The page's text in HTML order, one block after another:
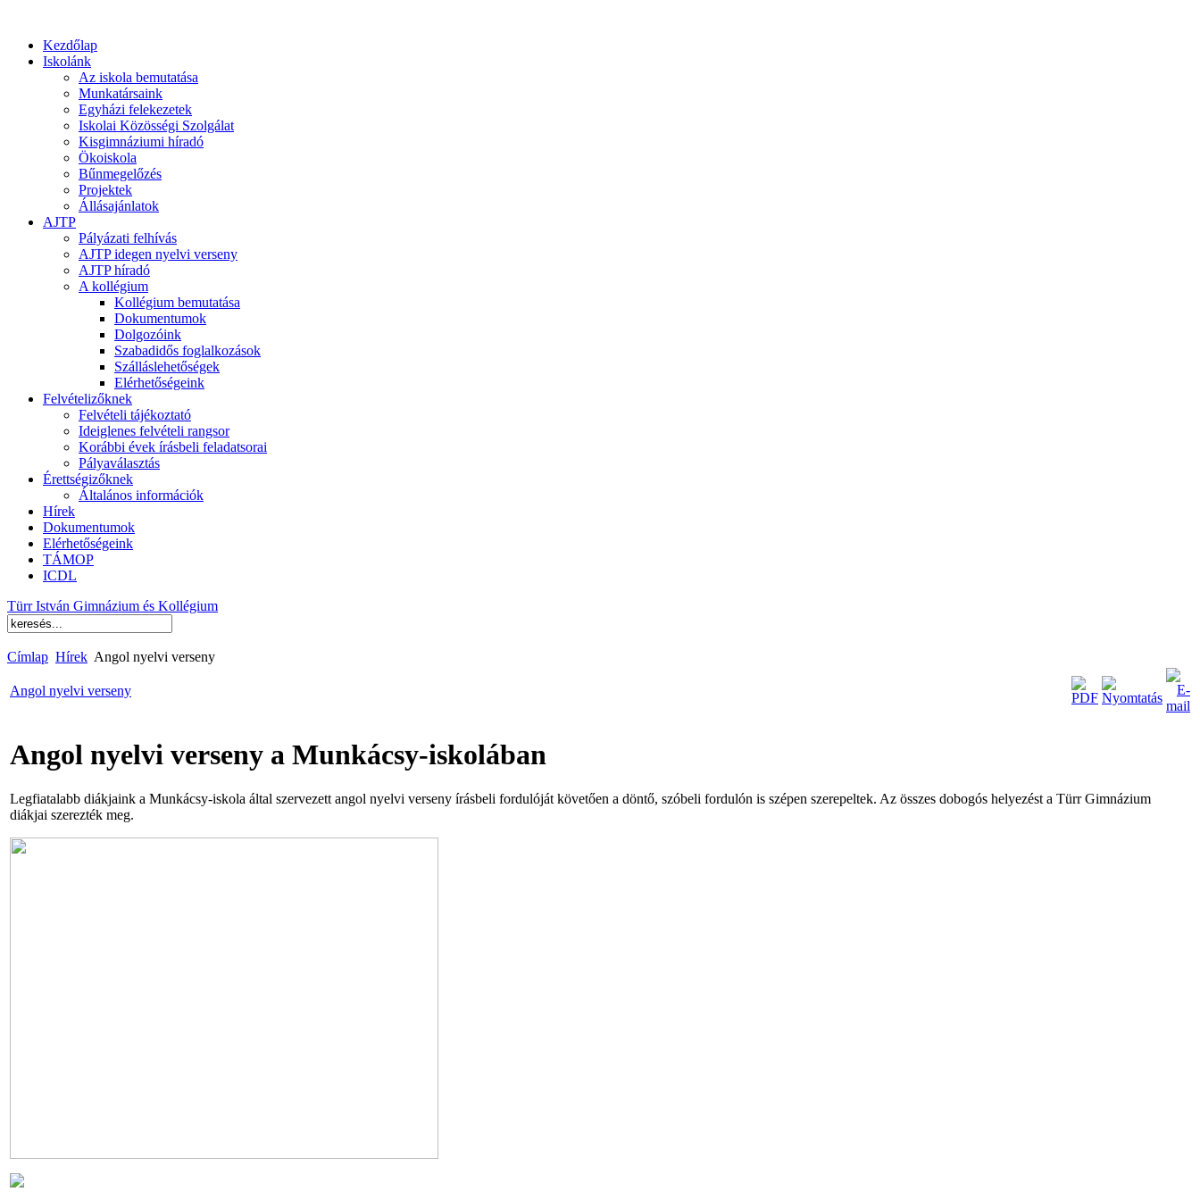
Kezdőlap
Iskolánk
Az iskola bemutatása
Munkatársaink
Egyházi felekezetek
Iskolai Közösségi Szolgálat
Kisgimnáziumi híradó
Ökoiskola
Bűnmegelőzés
Projektek
Állásajánlatok
AJTP
Pályázati felhívás
AJTP idegen nyelvi verseny
AJTP híradó
A kollégium
Kollégium bemutatása
Dokumentumok
Dolgozóink
Szabadidős foglalkozások
Szálláslehetőségek
Elérhetőségeink
Felvételizőknek
Felvételi tájékoztató
Ideiglenes felvételi rangsor
Korábbi évek írásbeli feladatsorai
Pályaválasztás
Érettségizőknek
Általános információk
Hírek
Dokumentumok
Elérhetőségeink
TÁMOP
ICDL
Türr István Gimnázium és Kollégium
Címlap Hírek Angol nyelvi verseny
Angol nyelvi verseny
Angol nyelvi verseny a Munkácsy-iskolában
Legfiatalabb diákjaink a Munkácsy-iskola által szervezett angol nyelvi verseny írásbeli fordulóját követően a döntő, szóbeli fordulón is szépen szerepeltek. Az összes dobogós helyezést a Türr Gimnázium
diákjai szerezték meg.